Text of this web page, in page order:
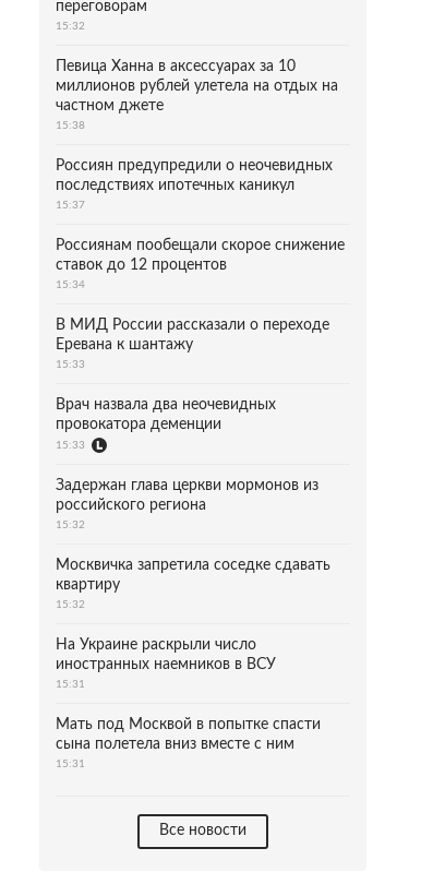
переговорам
15:32
Певица Ханна в аксессуарах за 10
миллионов рублей улетела на отдых на
частном джете
15:38
Россиян предупредили о неочевидных
последствиях ипотечных каникул
15:37
Россиянам пообещали скорое снижение
ставок до 12 процентов
15:34
В МИД России рассказали о переходе
Еревана к шантажу
15:33
Врач назвала два неочевидных
провокатора деменции
15:33
Задержан глава церкви мормонов из
российского региона
15:32
Москвичка запретила соседке сдавать
квартиру
15:32
На Украине раскрыли число
иностранных наемников в ВСУ
15:31
Мать под Москвой в попытке спасти
сына полетела вниз вместе с ним
15:31
Все новости